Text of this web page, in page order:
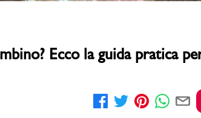
Ecco la guida pratica